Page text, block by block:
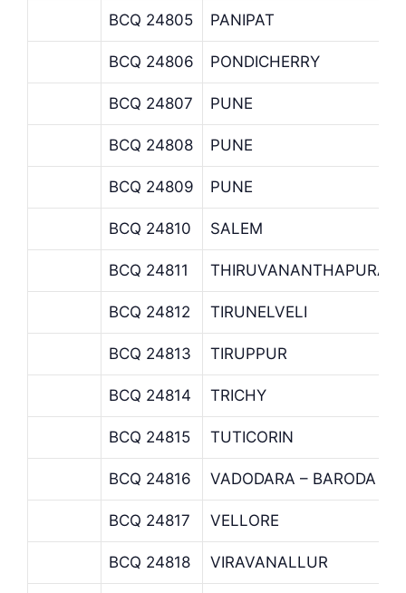
BCQ 24805 PANIPAT
BCQ 24806 PONDICHERRY
BCQ 24807 PUNE
BCQ 24808 PUNE
BCQ 24809 PUNE
BCQ 24810 SALEM
BCQ 24811 THIRUVANANTHAPURAM
BCQ 24812 TIRUNELVELI
BCQ 24813 TIRUPPUR
BCQ 24814 TRICHY
BCQ 24815 TUTICORIN
BCQ 24816 VADODARA – BARODA
BCQ 24817 VELLORE
BCQ 24818 VIRAVANALLUR